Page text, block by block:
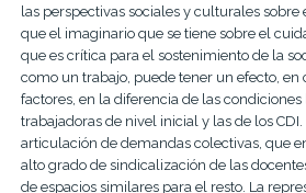
las perspectivas sociales y culturales sobre
que el imaginario que se tiene sobre el
que es crítica para el sostenimiento de la
como un trabajo, puede tener un efecto, en
factores, en la diferencia de las
trabajadoras de nivel inicial y las de los
articulación de demandas colectivas, que
alto grado de sindicalización de las
de espacios similares para el resto. La